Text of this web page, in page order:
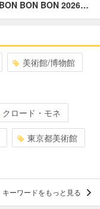
BON BON 2026…
美術館/博物館
クロード・モネ
東京都美術館
キーワードをもっと見る